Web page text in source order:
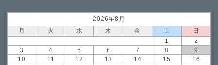
2026年8月
月
火 水 木 金 土
日
1
2
3
4 5 6 7 8
9
10
11 12 13 14 15 16